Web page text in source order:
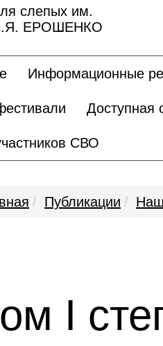
слепых им.
ЕРОШЕНКО
Информационные
Доступная
СВО
Публикации
I